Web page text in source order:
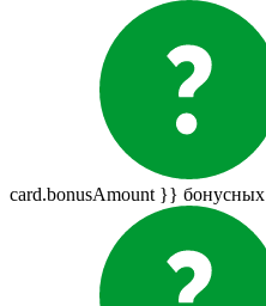
card.bonusAmount }} бонусных